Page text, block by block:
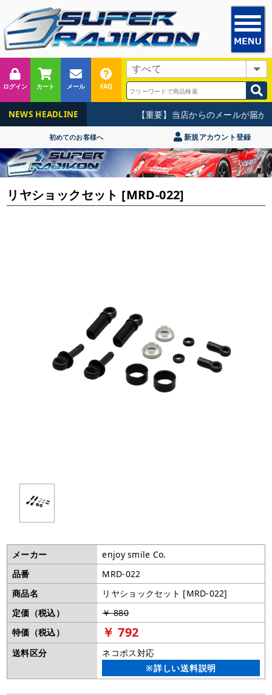
ログイン カート メール FAQ
NEWS HEADLINE 【重要】当店からのメールが届か
初めてのお客様へ 新規アカウント登録
リヤショックセット [MRD-022]
メーカー
enjoy smile Co.
品番
MRD-022
商品名
リヤショックセット [MRD-022]
定価（税込）
￥ 880
特価（税込）
￥ 792
送料区分
ネコポス対応
※詳しい送料説明